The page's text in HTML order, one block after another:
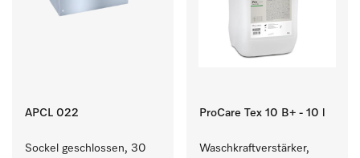
APCL 022
Sockel geschlossen, 30
ProCare Tex 10 B+ - 10 l
Waschkraftverstärker,